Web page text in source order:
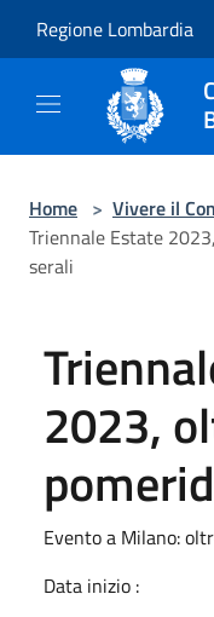
Regione Lombardia
Home > Vivere il
Triennale Estate
serali
2023,
Evento a Milano:
Data inizio :